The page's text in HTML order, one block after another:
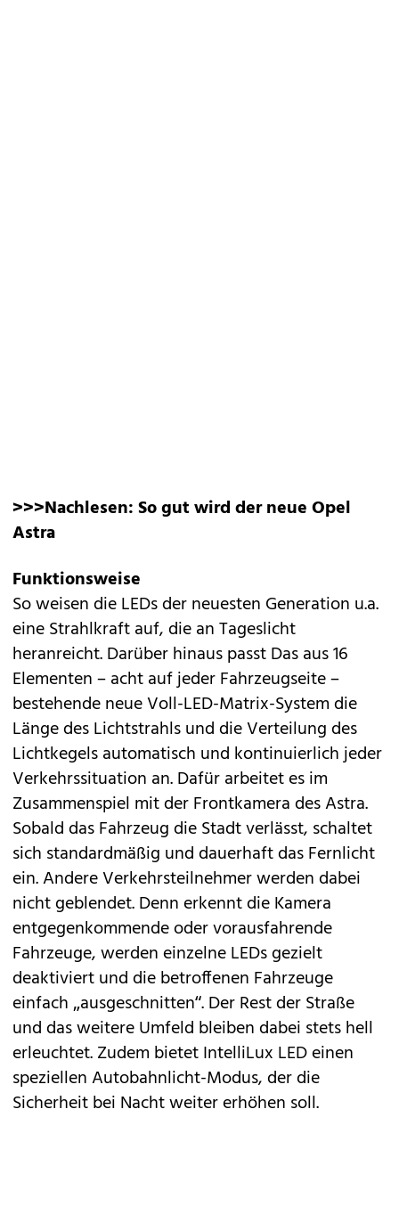
>>>Nachlesen:So gut wird der neue Opel
Astra
Funktionsweise
So weisen die LEDs der neuesten Generation u.a.
eine Strahlkraft auf, die an Tageslicht
heranreicht. Darüber hinaus passt Das aus 16
Elementen – acht auf jeder Fahrzeugseite –
bestehende neue Voll-LED-Matrix-System die
Länge des Lichtstrahls und die Verteilung des
Lichtkegels automatisch und kontinuierlich jeder
Verkehrssituation an. Dafür arbeitet es im
Zusammenspiel mit der Frontkamera des Astra.
Sobald das Fahrzeug die Stadt verlässt, schaltet
sich standardmäßig und dauerhaft das Fernlicht
ein. Andere Verkehrsteilnehmer werden dabei
nicht geblendet. Denn erkennt die Kamera
entgegenkommende oder vorausfahrende
Fahrzeuge, werden einzelne LEDs gezielt
deaktiviert und die betroffenen Fahrzeuge
einfach „ausgeschnitten“. Der Rest der Straße
und das weitere Umfeld bleiben dabei stets hell
erleuchtet. Zudem bietet IntelliLux LED einen
speziellen Autobahnlicht-Modus, der die
Sicherheit bei Nacht weiter erhöhen soll.